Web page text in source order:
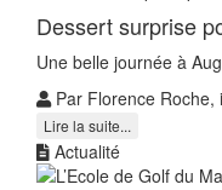
Dessert surprise
Une belle journée à
Par Florence Roche,
Lire la suite...
Actualité